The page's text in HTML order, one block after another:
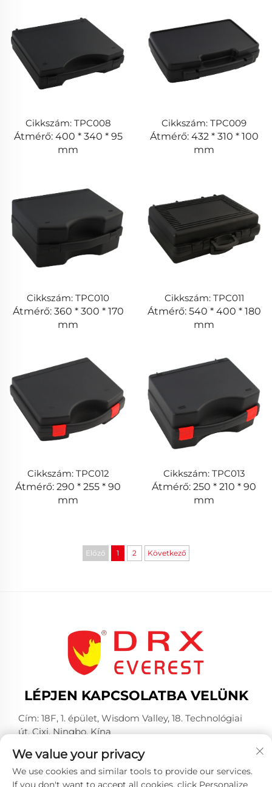
Cikkszám: TPC008
Átmérő: 400 * 340 * 95
mm
Cikkszám: TPC009
Átmérő: 432 * 310 * 100
mm
Cikkszám: TPC010
Átmérő: 360 * 300 * 170
mm
Cikkszám: TPC011
Átmérő: 540 * 400 * 180
mm
Cikkszám: TPC012
Átmérő: 290 * 255 * 90
mm
Cikkszám: TPC013
Átmérő: 250 * 210 * 90
mm
Előző 1 2 Következő
LÉPJEN KAPCSOLATBA VELÜNK
Cím: 18F, 1. épület, Wisdom Valley, 18. Technológiai
út, Cixi, Ningbo, Kína
Telefon:+86-574-23660321
E-mail:[email protected]
We value your privacy
We use cookies and similar tools to provide our services.
If you don't want to accept all cookies, click Personalize